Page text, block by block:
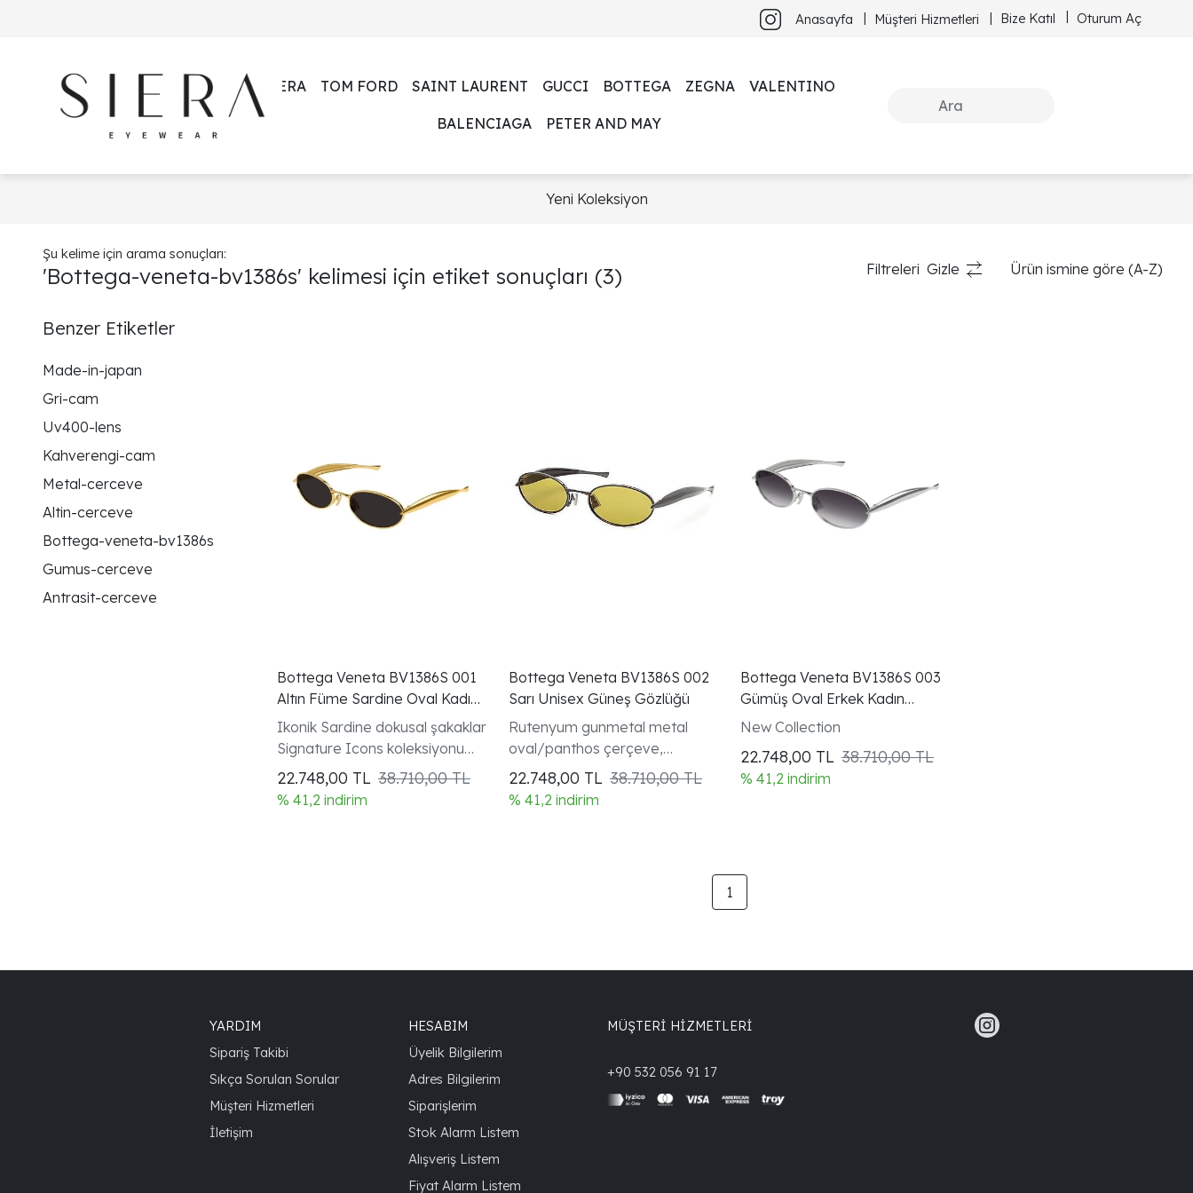
Anasayfa Müşteri Hizmetleri Bize Katıl Oturum Aç
SIERA TOM FORD SAINT LAURENT GUCCI BOTTEGA ZEGNA VALENTINO
BALENCIAGA PETER AND MAY
Yeni Koleksiyon
Şu kelime için arama sonuçları:
'Bottega-veneta-bv1386s' kelimesi için etiket sonuçları (3) Filtreleri Gizle Ürün ismine göre (A-Z)
Benzer Etiketler
Made-in-japan
Gri-cam
Uv400-lens
Kahverengi-cam
Metal-cerceve
Altin-cerceve
Bottega-veneta-bv1386s
Gumus-cerceve
Antrasit-cerceve
Bottega Veneta BV1386S 001
Altın Füme Sardine Oval Kadın
Güneş Gözlüğü
Ikonik Sardine dokusal şakaklar
Signature Icons koleksiyonu
unisex model
22.748,00 TL 38.710,00 TL
% 41,2 indirim
Bottega Veneta BV1386S 002
Sarı Unisex Güneş Gözlüğü
Rutenyum gunmetal metal
oval/panthos çerçeve,
Signature Icons koleksiyonu,
Sarı Lens
22.748,00 TL 38.710,00 TL
% 41,2 indirim
Bottega Veneta BV1386S 003
Gümüş Oval Erkek Kadın
Gözlüğü
New Collection
22.748,00 TL 38.710,00 TL
% 41,2 indirim
1
YARDIM
Sipariş Takibi
Sıkça Sorulan Sorular
Müşteri Hizmetleri
İletişim
HESABIM
Üyelik Bilgilerim
Adres Bilgilerim
Siparişlerim
Stok Alarm Listem
Alışveriş Listem
Fiyat Alarm Listem
MÜŞTERİ HİZMETLERİ
+90 532 056 91 17